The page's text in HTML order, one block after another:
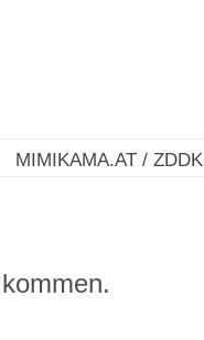
MIMIKAMA.AT / ZDDK